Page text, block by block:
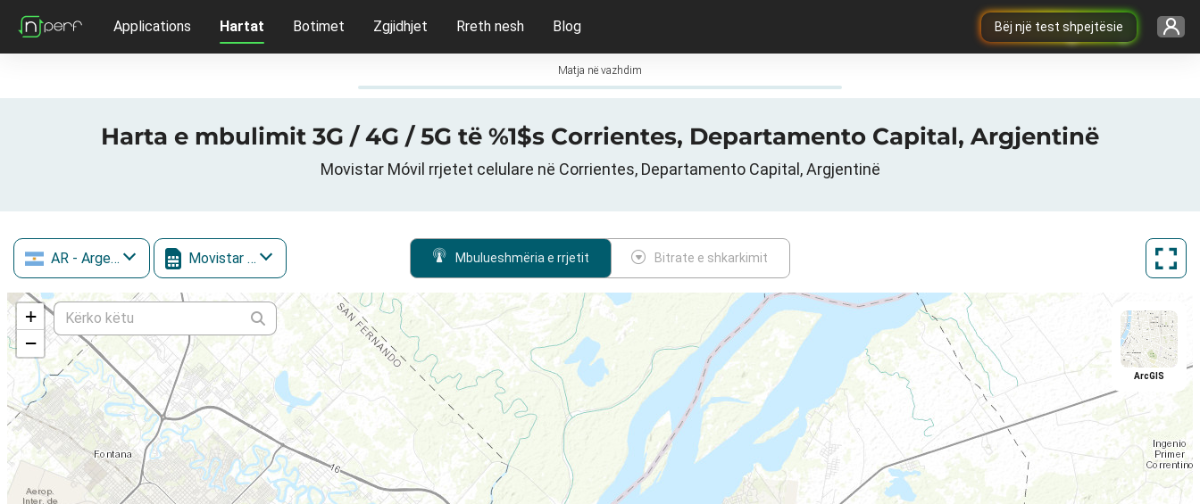
Bëj një test shpejtësie
Applications Hartat Botimet Zgjidhjet Rreth nesh Blog
Matja në vazhdim
Harta e mbulimit 3G / 4G / 5G të %1$s Corrientes, Departamento Capital, Argjentinë
Movistar Móvil rrjetet celulare në Corrientes, Departamento Capital, Argjentinë
AR - Argentina Movistar Móvil Mbulueshmëria e rrjetit Bitrate e shkarkimit
+
−
ArcGIS